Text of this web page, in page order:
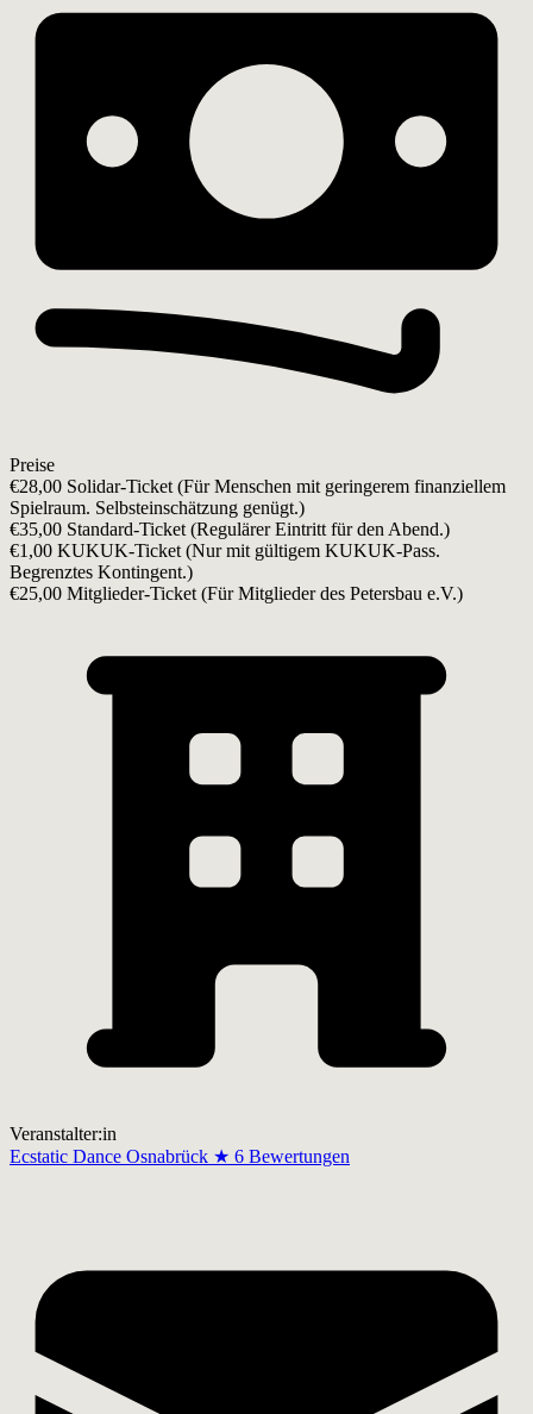
Preise
€28,00 Solidar-Ticket (Für Menschen mit geringerem finanziellem
Spielraum. Selbsteinschätzung genügt.)
€35,00 Standard-Ticket (Regulärer Eintritt für den Abend.)
€1,00 KUKUK-Ticket (Nur mit gültigem KUKUK-Pass.
Begrenztes Kontingent.)
€25,00 Mitglieder-Ticket (Für Mitglieder des Petersbau e.V.)
Veranstalter:in
Ecstatic Dance Osnabrück ★ 6 Bewertungen